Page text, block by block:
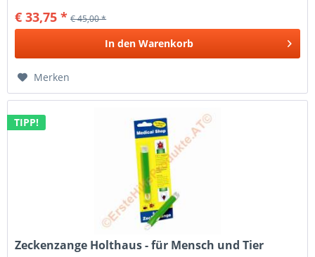
€ 33,75 * € 45,00 *
In den Warenkorb
Merken
TIPP!
Zeckenzange Holthaus - für Mensch und Tier